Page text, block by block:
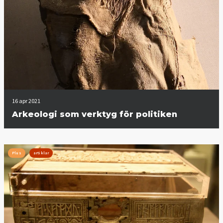
16 apr 2021
Arkeologi som verktyg för politiken
Plus artiklar